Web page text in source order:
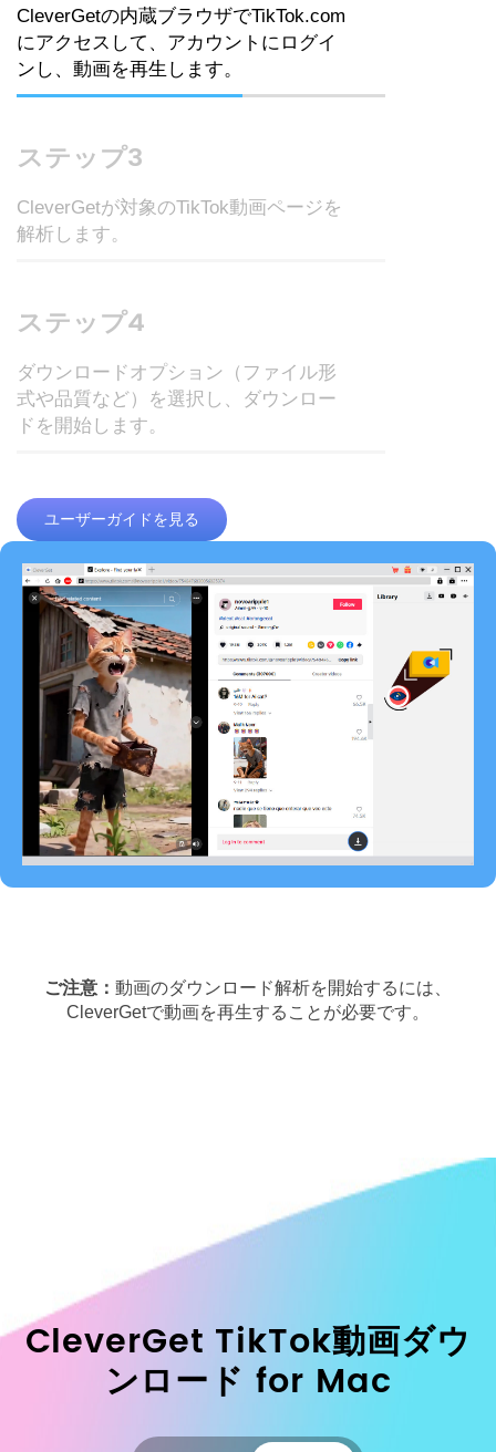
CleverGetの内蔵ブラウザでTikTok.com
にアクセスして、アカウントにログイ
ンし、動画を再生します。
ステップ3
CleverGetが対象のTikTok動画ページを
解析します。
ステップ4
ダウンロードオプション（ファイル形
式や品質など）を選択し、ダウンロー
ドを開始します。
ユーザーガイドを見る
ご注意： 動画のダウンロード解析を開始するには、
CleverGetで動画を再生することが必要です。
CleverGet TikTok動画ダウ
ンロード for Mac